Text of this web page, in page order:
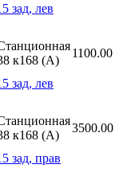
зад, лев
к168 (A)
1100.00
зад, лев
к168 (A)
3500.00
зад, прав